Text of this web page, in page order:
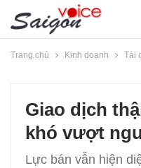
Trang chủ Kinh doanh Tài
Giao dịch
khó vượt
Lực bán vẫn hiện